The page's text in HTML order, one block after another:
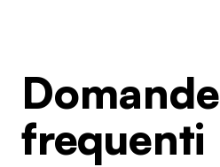
Domande
frequenti